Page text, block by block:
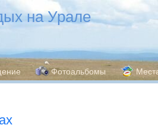
на Урале
Фотоальбомы